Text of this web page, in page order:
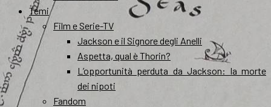
Temi
Film e Serie-TV
Jackson e il Signore degli Anelli
Aspetta, qual è Thorin?
L’opportunità perduta da Jackson: la morte
dei nipoti
Fandom